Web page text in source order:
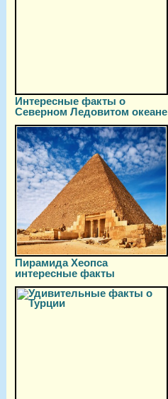
Интересные факты о
Северном Ледовитом океане
Пирамида Хеопса
интересные факты